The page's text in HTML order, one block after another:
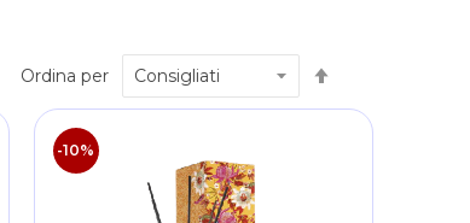
Ordina per
direzione
-10%